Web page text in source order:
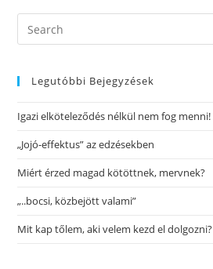
Legutóbbi Bejegyzések
Igazi elköteleződés nélkül nem fog menni!
„Jojó-effektus” az edzésekben
Miért érzed magad kötöttnek, mervnek?
„..bocsi, közbejött valami”
Mit kap tőlem, aki velem kezd el dolgozni?